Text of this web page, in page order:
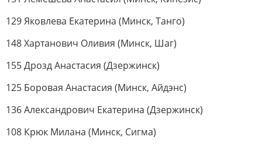
129 Яковлева Екатерина (Минск, Танго)
148 Хартанович Оливия (Минск, Шаг)
155 Дрозд Анастасия (Дзержинск)
125 Боровая Анастасия (Минск, Айдэнс)
136 Александрович Екатерина (Дзержинск)
108 Крюк Милана (Минск, Сигма)